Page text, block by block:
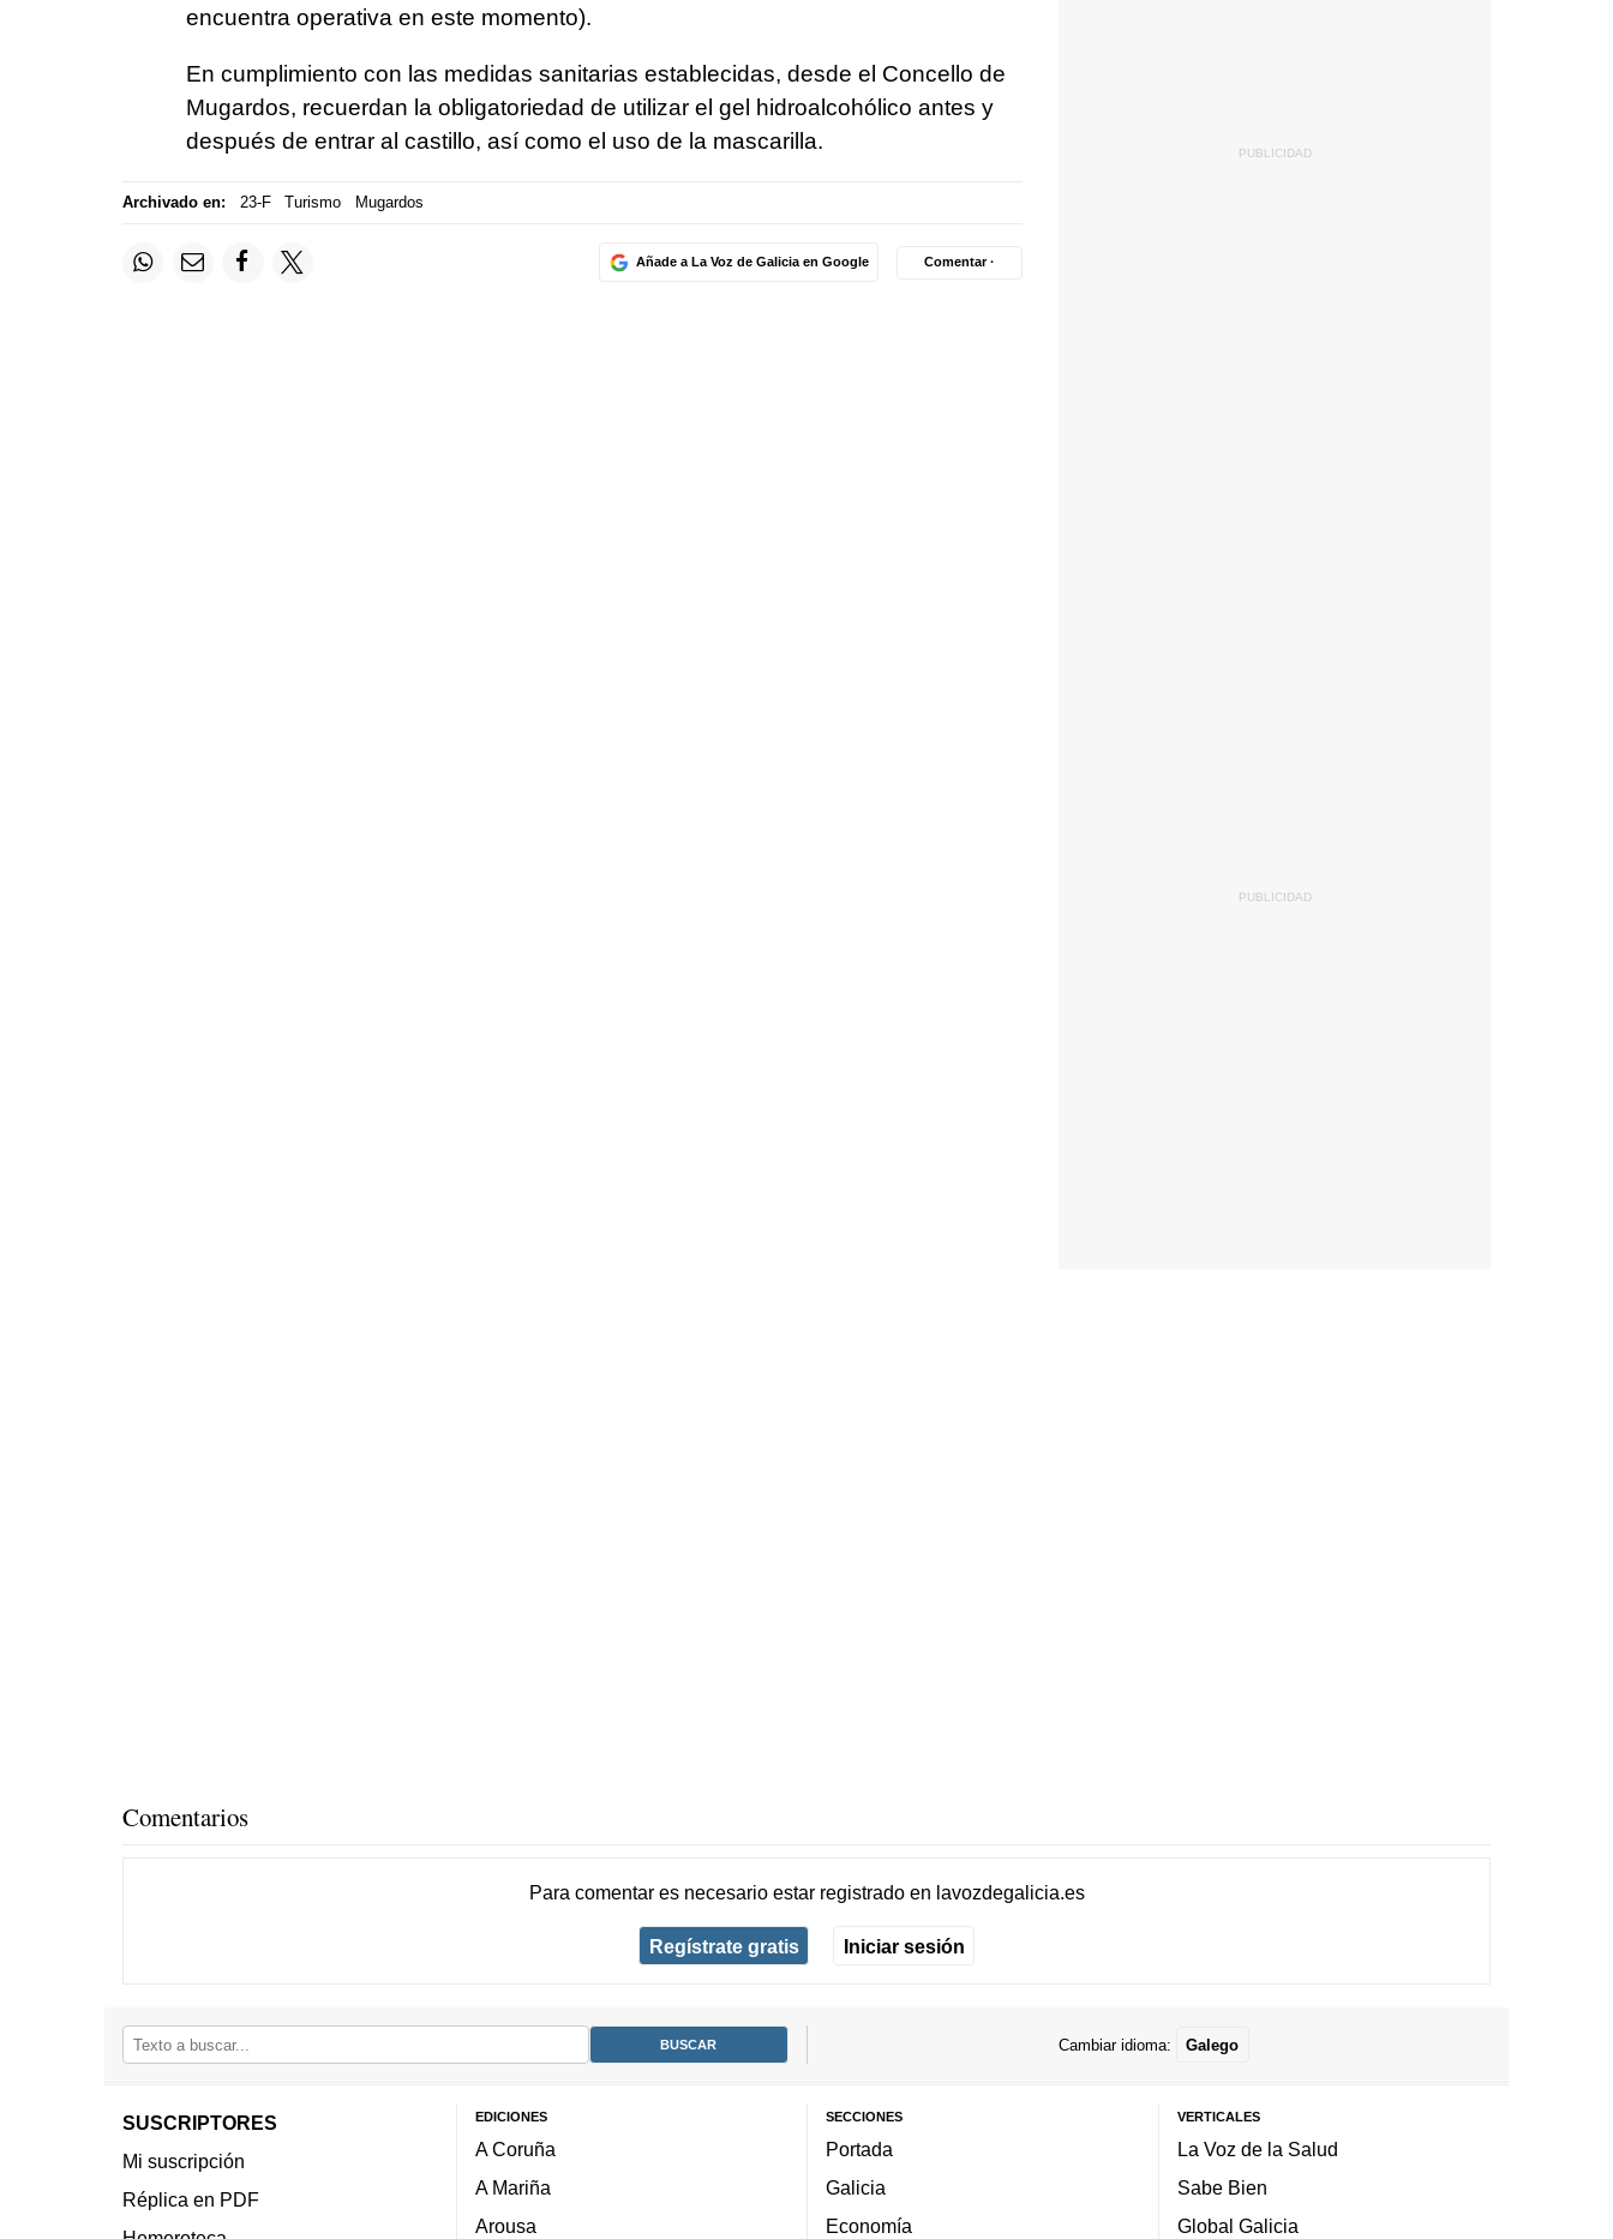
encuentra operativa en este momento).
En cumplimiento con las medidas sanitarias establecidas, desde el Concello de
Mugardos, recuerdan la obligatoriedad de utilizar el gel hidroalcohólico antes y
después de entrar al castillo, así como el uso de la mascarilla.
Archivado en: 23-F Turismo Mugardos
Añade a La Voz de Galicia en Google Comentar ·
Comentarios
Para comentar es necesario estar registradoen lavozdegalicia.es
Regístrate gratis Iniciar sesión
Cambiar idioma: Galego
SUSCRIPTORES
Mi suscripción
Réplica en PDF
EDICIONES
A Coruña
A Mariña
Arousa
SECCIONES
Portada
Galicia
Economía
VERTICALES
La Voz de la Salud
Sabe Bien
Global Galicia